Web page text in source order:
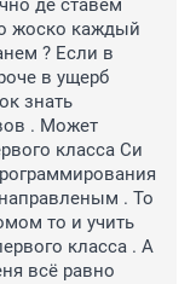
де ставем
жоско каждый
? Если в
в ущерб
знать
. Может
класса Си
. То
то и учить
класса . А
всё равно